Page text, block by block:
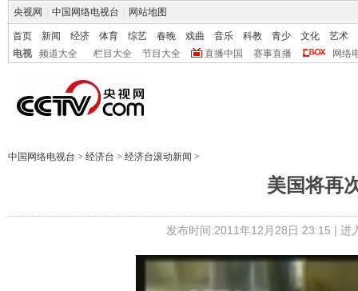
央视网 中国网络电视台 网站地图
首页 新闻 经济 体育 综艺 春晚 戏曲 音乐 科教 青少 文化
艺术
电视
频道大全 栏目大全 节目大全 直播中国 赛事直播 网络
中国网络电视台 > 经济台 > 经济台滚动新闻 >
美国将再
发布时间:2011年12月28日 23:15 | 进